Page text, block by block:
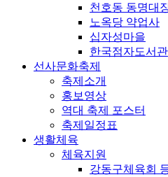
천호동 동명대
노옥당 약업사
십자성마을
한국점자도서관
선사문화축제
축제소개
홍보영상
역대 축제 포스터
축제일정표
생활체육
체육지원
강동구체육회